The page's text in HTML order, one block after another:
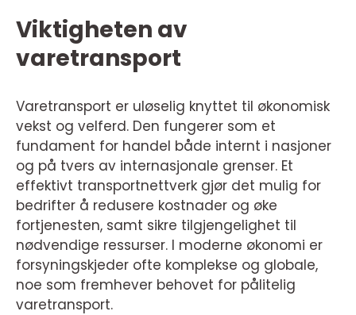
Viktigheten av
varetransport
Varetransport er uløselig knyttet til økonomisk
vekst og velferd. Den fungerer som et
fundament for handel både internt i nasjoner
og på tvers av internasjonale grenser. Et
effektivt transportnettverk gjør det mulig for
bedrifter å redusere kostnader og øke
fortjenesten, samt sikre tilgjengelighet til
nødvendige ressurser. I moderne økonomi er
forsyningskjeder ofte komplekse og globale,
noe som fremhever behovet for pålitelig
varetransport.